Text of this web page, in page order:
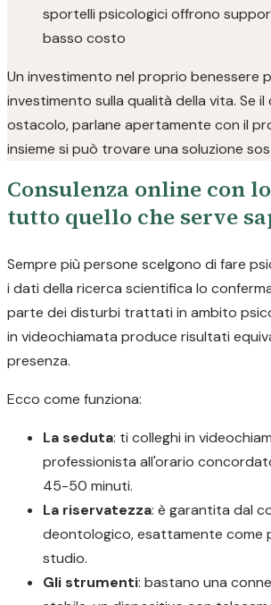
sportelli psicologici offrono
basso costo
Un investimento nel proprio benessere
investimento sulla qualità della vita. Se
ostacolo, parlane apertamente con il
insieme si può trovare una soluzione
Consulenza online con
tutto quello che serve
Sempre più persone scelgono di fare
i dati della ricerca scientifica lo
parte dei disturbi trattati in ambito
in videochiamata produce risultati
presenza.
Ecco come funziona:
La seduta: ti colleghi in
professionista all'orario
45-50 minuti.
La riservatezza: è garantita dal
deontologico, esattamente come
studio.
Gli strumenti: bastano una